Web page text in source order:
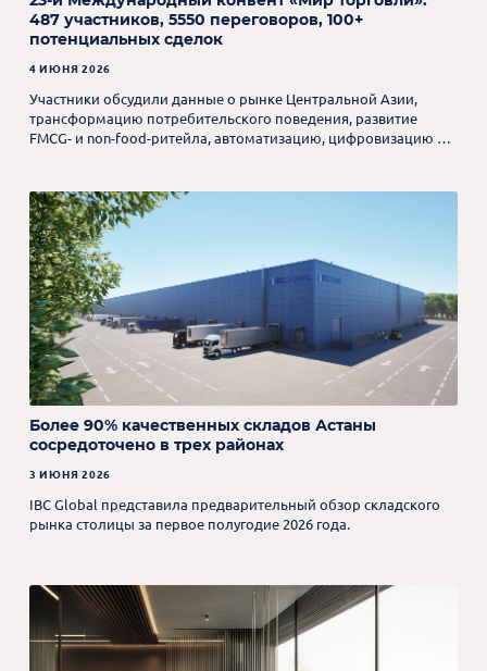
487 участников, 5550 переговоров, 100+
потенциальных сделок
4 ИЮНЯ 2026
Участники обсудили данные о рынке Центральной Азии,
трансформацию потребительского поведения, развитие
FMCG- и non-food-ритейла, автоматизацию, цифровизацию и
Более 90% качественных складов Астаны
сосредоточено в трех районах
3 ИЮНЯ 2026
IBC Global представила предварительный обзор складского
рынка столицы за первое полугодие 2026 года.